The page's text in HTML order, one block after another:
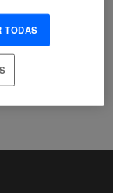
TODAS